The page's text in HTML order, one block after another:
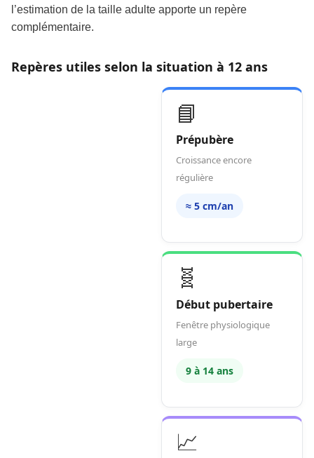
l’estimation de la taille adulte apporte un repère
complémentaire.
Repères utiles selon la situation à 12 ans
📘
Prépubère
Croissance encore
régulière
≈ 5 cm/an
🧬
Début pubertaire
Fenêtre physiologique
large
9 à 14 ans
📈